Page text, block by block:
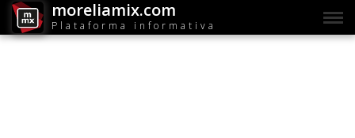
moreliamix.com
Plataforma informativa